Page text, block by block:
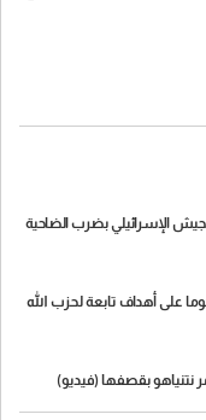
الإسرائيلي بضرب الضاحية
على أهداف تابعة لحزب الله
نتنياهو بقصفها (فيديو)